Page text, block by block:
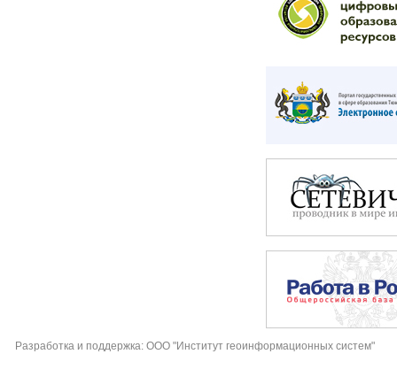
Разработка и поддержка: ООО "Институт геоинформационных систем"